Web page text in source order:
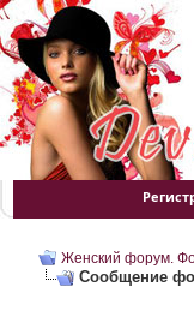
Женский форум.
Сообщение